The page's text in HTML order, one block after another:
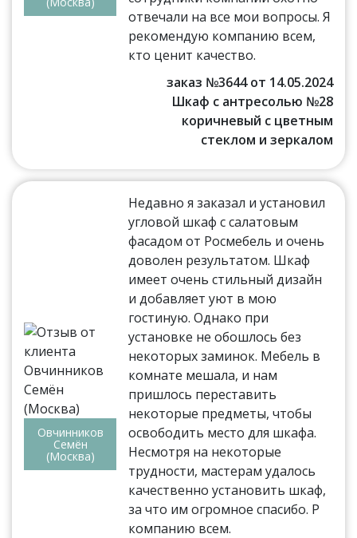
отвечали на все мои вопросы. Я
рекомендую компанию всем,
кто ценит качество.
заказ №3644 от 14.05.2024
Шкаф с антресолью №28
коричневый с цветным
стеклом и зеркалом
Овчинников
Семён
(Москва)
Недавно я заказал и установил
угловой шкаф с салатовым
фасадом от Росмебель и очень
доволен результатом. Шкаф
имеет очень стильный дизайн
и добавляет уют в мою
гостиную. Однако при
установке не обошлось без
некоторых заминок. Мебель в
комнате мешала, и нам
пришлось переставить
некоторые предметы, чтобы
освободить место для шкафа.
Несмотря на некоторые
трудности, мастерам удалось
качественно установить шкаф,
за что им огромное спасибо. Р
компанию всем.